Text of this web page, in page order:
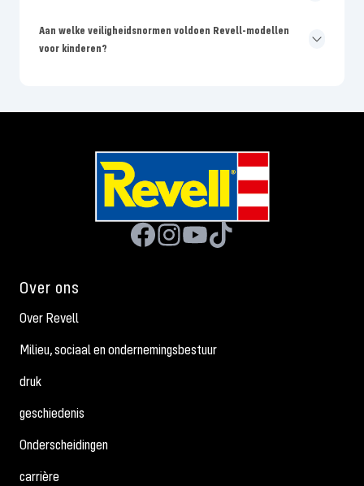
Aan welke veiligheidsnormen voldoen Revell-modellen
voor kinderen?
Over ons
Over Revell
Milieu, sociaal en ondernemingsbestuur
druk
geschiedenis
Onderscheidingen
carrière